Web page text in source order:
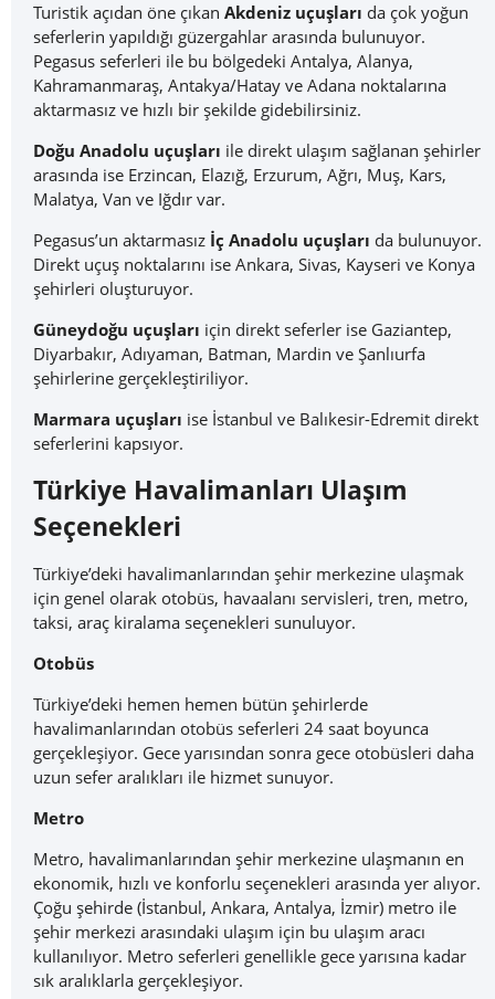
Turistik açıdan öne çıkan Akdeniz uçuşları da çok yoğun
seferlerin yapıldığı güzergahlar arasında bulunuyor.
Pegasus seferleri ile bu bölgedeki Antalya, Alanya,
Kahramanmaraş, Antakya/Hatay ve Adana noktalarına
aktarmasız ve hızlı bir şekilde gidebilirsiniz.
Doğu Anadolu uçuşları ile direkt ulaşım sağlanan şehirler
arasında ise Erzincan, Elazığ, Erzurum, Ağrı, Muş, Kars,
Malatya, Van ve Iğdır var.
Pegasus’un aktarmasız İç Anadolu uçuşları da bulunuyor.
Direkt uçuş noktalarını ise Ankara, Sivas, Kayseri ve Konya
şehirleri oluşturuyor.
Güneydoğu uçuşları için direkt seferler ise Gaziantep,
Diyarbakır, Adıyaman, Batman, Mardin ve Şanlıurfa
şehirlerine gerçekleştiriliyor.
Marmara uçuşları ise İstanbul ve Balıkesir-Edremit direkt
seferlerini kapsıyor.
Türkiye Havalimanları Ulaşım
Seçenekleri
Türkiye’deki havalimanlarından şehir merkezine ulaşmak
için genel olarak otobüs, havaalanı servisleri, tren, metro,
taksi, araç kiralama seçenekleri sunuluyor.
Otobüs
Türkiye’deki hemen hemen bütün şehirlerde
havalimanlarından otobüs seferleri 24 saat boyunca
gerçekleşiyor. Gece yarısından sonra gece otobüsleri daha
uzun sefer aralıkları ile hizmet sunuyor.
Metro
Metro, havalimanlarından şehir merkezine ulaşmanın en
ekonomik, hızlı ve konforlu seçenekleri arasında yer alıyor.
Çoğu şehirde (İstanbul, Ankara, Antalya, İzmir) metro ile
şehir merkezi arasındaki ulaşım için bu ulaşım aracı
kullanılıyor. Metro seferleri genellikle gece yarısına kadar
sık aralıklarla gerçekleşiyor.